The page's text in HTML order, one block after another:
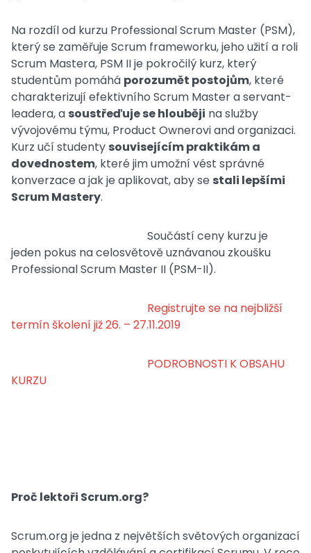
Na rozdíl od kurzu Professional Scrum Master (PSM),
který se zaměřuje Scrum frameworku, jeho užití a roli
Scrum Mastera, PSM II je pokročilý kurz, který
studentům pomáhá porozumět postojům, které
charakterizují efektivního Scrum Master a servant-
leadera, a soustřeďuje se hlouběji na služby
vývojovému týmu, Product Ownerovi and organizaci.
Kurz učí studenty souvisejícím praktikám a
dovednostem, které jim umožní vést správné
konverzace a jak je aplikovat, aby se stali lepšími
Scrum Mastery.
Součástí ceny kurzu je
jeden pokus na celosvětově uznávanou zkoušku
Professional Scrum Master II (PSM-II).
Registrujte se na nejbližší
termín školení již 26. – 27.11.2019
PODROBNOSTI K OBSAHU
KURZU
Proč lektoři Scrum.org?
Scrum.org je jedna z největších světových organizací